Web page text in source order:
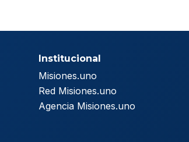
Institucional
Misiones.uno
Red Misiones.uno
Agencia Misiones.uno